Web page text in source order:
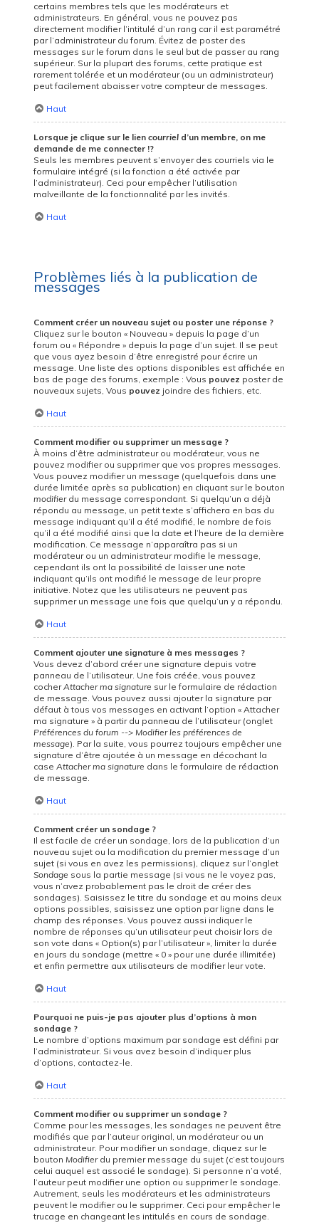
certains membres tels que les modérateurs et
administrateurs. En général, vous ne pouvez pas
directement modifier l’intitulé d’un rang car il est paramétré
par l’administrateur du forum. Évitez de poster des
messages sur le forum dans le seul but de passer au rang
supérieur. Sur la plupart des forums, cette pratique est
rarement tolérée et un modérateur (ou un administrateur)
peut facilement abaisser votre compteur de messages.
Haut
Lorsque je clique sur le liencourriel d’un membre, on me
demande de me connecter !?
Seuls les membres peuvent s’envoyer des courriels via le
formulaire intégré (si la fonction a été activée par
l’administrateur). Ceci pour empêcher l’utilisation
malveillante de la fonctionnalité par les invités.
Haut
Problèmes liés à la publication de
messages
Comment créer un nouveau sujet ou poster une réponse ?
Cliquez sur le bouton « Nouveau » depuis la page d’un
forum ou « Répondre » depuis la page d’un sujet. Il se peut
que vous ayez besoin d’être enregistré pour écrire un
message. Une liste des options disponibles est affichée en
bas de page des forums, exemple : Vous pouvez poster de
nouveaux sujets, Vous pouvez joindre des fichiers, etc.
Haut
Comment modifier ou supprimer un message ?
À moins d’être administrateur ou modérateur, vous ne
pouvez modifier ou supprimer que vos propres messages.
Vous pouvez modifier un message (quelquefois dans une
durée limitée après sa publication) en cliquant sur le bouton
modifierdu message correspondant. Si quelqu’un a déjà
répondu au message, un petit texte s’affichera en bas du
message indiquant qu’il a été modifié, le nombre de fois
qu’il a été modifié ainsi que la date et l’heure de la dernière
modification. Ce message n’apparaîtra pas si un
modérateur ou un administrateur modifie le message,
cependant ils ont la possibilité de laisser une note
indiquant qu’ils ont modifié le message de leur propre
initiative. Notez que les utilisateurs ne peuvent pas
supprimer un message une fois que quelqu’un y a répondu.
Haut
Comment ajouter une signature à mes messages ?
Vous devez d’abord créer une signature depuis votre
panneau de l’utilisateur. Une fois créée, vous pouvez
cocherAttacher ma signature sur le formulaire de rédaction
de message. Vous pouvez aussi ajouter la signature par
défaut à tous vos messages en activant l’option « Attacher
ma signature » à partir du panneau de l’utilisateur (onglet
Préférences du forum --> Modifier les préférences de
message). Par la suite, vous pourrez toujours empêcher une
signature d’être ajoutée à un message en décochant la
caseAttacher ma signature dans le formulaire de rédaction
de message.
Haut
Comment créer un sondage ?
Il est facile de créer un sondage, lors de la publication d’un
nouveau sujet ou la modification du premier message d’un
sujet (si vous en avez les permissions), cliquez sur l’onglet
Sondage sous la partie message (si vous ne le voyez pas,
vous n’avez probablement pas le droit de créer des
sondages). Saisissez le titre du sondage et au moins deux
options possibles, saisissez une option par ligne dans le
champ des réponses. Vous pouvez aussi indiquer le
nombre de réponses qu’un utilisateur peut choisir lors de
son vote dans « Option(s) par l’utilisateur », limiter la durée
en jours du sondage (mettre « 0 » pour une durée illimitée)
et enfin permettre aux utilisateurs de modifier leur vote.
Haut
Pourquoi ne puis-je pas ajouter plus d’options à mon
sondage ?
Le nombre d’options maximum par sondage est défini par
l’administrateur. Si vous avez besoin d’indiquer plus
d’options, contactez-le.
Haut
Comment modifier ou supprimer un sondage ?
Comme pour les messages, les sondages ne peuvent être
modifiés que par l’auteur original, un modérateur ou un
administrateur. Pour modifier un sondage, cliquez sur le
boutonModifierdu premier message du sujet (c’est toujours
celui auquel est associé le sondage). Si personne n’a voté,
l’auteur peut modifier une option ou supprimer le sondage.
Autrement, seuls les modérateurs et les administrateurs
peuvent le modifier ou le supprimer. Ceci pour empêcher le
trucage en changeant les intitulés en cours de sondage.